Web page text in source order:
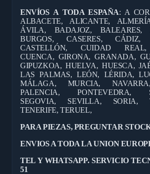
ENVÍOS A TODA ESPAÑA: A
ALBACETE, ALICANTE,
ÁVILA, BADAJOZ, BALEARES,
BURGOS, CASERES, CÁDIZ,
CASTELLÓN, CUIDAD REAL,
CUENCA, GIRONA, GRANADA,
GIPUZKOA, HUELVA, HUESCA,
LAS PALMAS, LEÓN, LÉRIDA,
MÁLAGA, MURCIA,
PALENCIA, PONTEVEDRA,
SEGOVIA, SEVILLA, SORIA,
TENERIFE, TERUEL,
PARA PIEZAS, PREGUNTAR
ENVIOS A TODA LA UNION
TEL Y WHATSAPP. SERVICIO
51